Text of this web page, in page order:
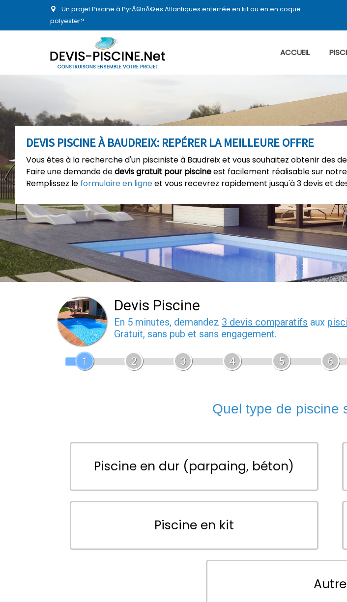
Un projet Piscine à PyrÃ©nÃ©es Atlantiques enterrée en kit ou en en coque
polyester?
ACCUEIL
DEVIS PISCINE À BAUDREIX: REPÉRER LA MEILLEURE OFFRE
Vous êtes à la recherche d'un pisciniste à Baudreix et vous souhaitez obtenir des
Faire une demande dedevis gratuit pour piscineest facilement réalisable sur
Remplissez le formulaire en ligneet vous recevrez rapidement jusqu'à 3 devis et
Devis Piscine
En 5 minutes, demandez 3 devis comparatifs aux
Gratuit, sans pub et sans engagement.
1 2 3 4 5 6
Quel type de piscine
Piscine en dur (parpaing, béton)
Piscine en kit
Autre